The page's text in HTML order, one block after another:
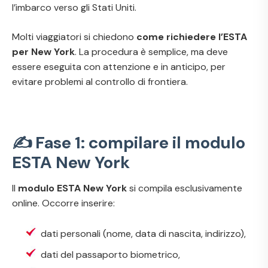
l’imbarco verso gli Stati Uniti.
Molti viaggiatori si chiedono come richiedere l’ESTA
per New York. La procedura è semplice, ma deve
essere eseguita con attenzione e in anticipo, per
evitare problemi al controllo di frontiera.
✍️ Fase 1: compilare il modulo
ESTA New York
Il modulo ESTA New Yorksi compila esclusivamente
online. Occorre inserire:
dati personali (nome, data di nascita, indirizzo),
dati del passaporto biometrico,